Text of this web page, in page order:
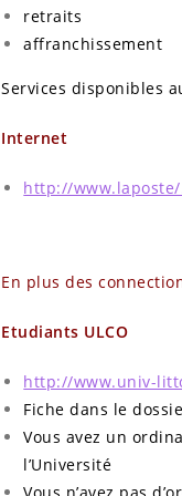
retraits
affranchissement
Services disponibles
Internet
http://
En plus des
Etudiants ULCO
http://www.univ-
Fiche dans le
Vous avez un
l’Université